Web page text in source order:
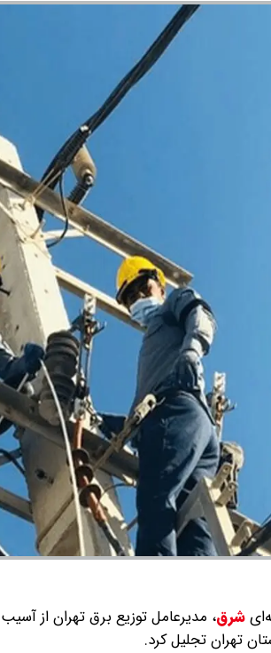
شرق،
تهران تجلیل کرد.